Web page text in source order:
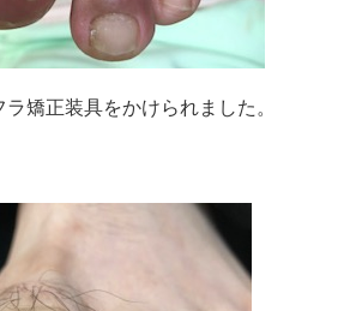
矯正装具をかけられました。